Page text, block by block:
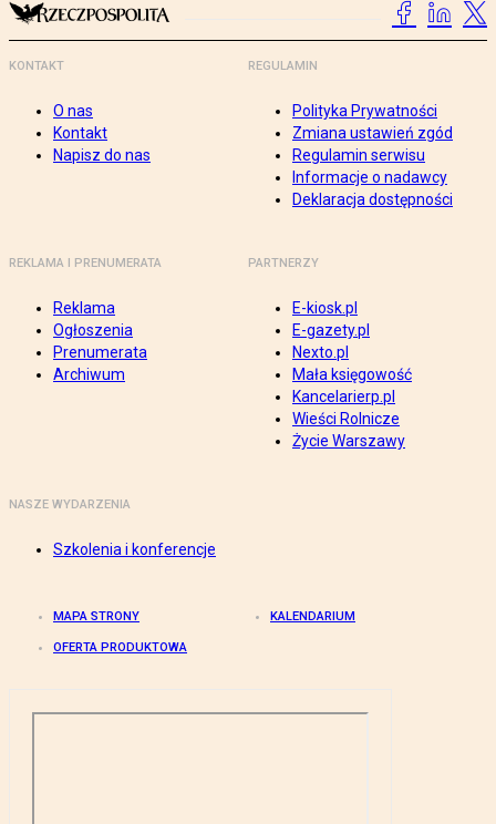
KONTAKT
O nas
Kontakt
Napisz do nas
REGULAMIN
Polityka Prywatności
Zmiana ustawień zgód
Regulamin serwisu
Informacje o nadawcy
Deklaracja dostępności
REKLAMA I PRENUMERATA
Reklama
Ogłoszenia
Prenumerata
Archiwum
PARTNERZY
E-kiosk.pl
E-gazety.pl
Nexto.pl
Mała księgowość
Kancelarierp.pl
Wieści Rolnicze
Życie Warszawy
NASZE WYDARZENIA
Szkolenia i konferencje
MAPA STRONY KALENDARIUM
OFERTA PRODUKTOWA